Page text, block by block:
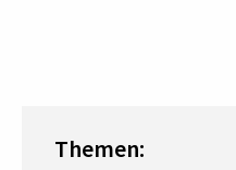
Themen: